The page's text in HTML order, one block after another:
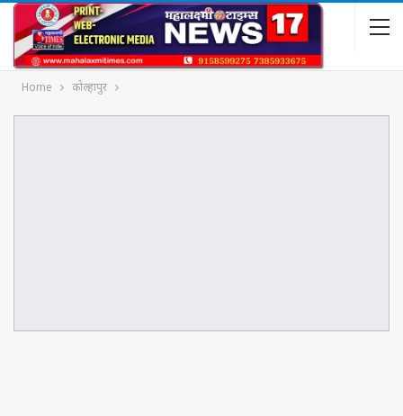
Home कोल्हापुर